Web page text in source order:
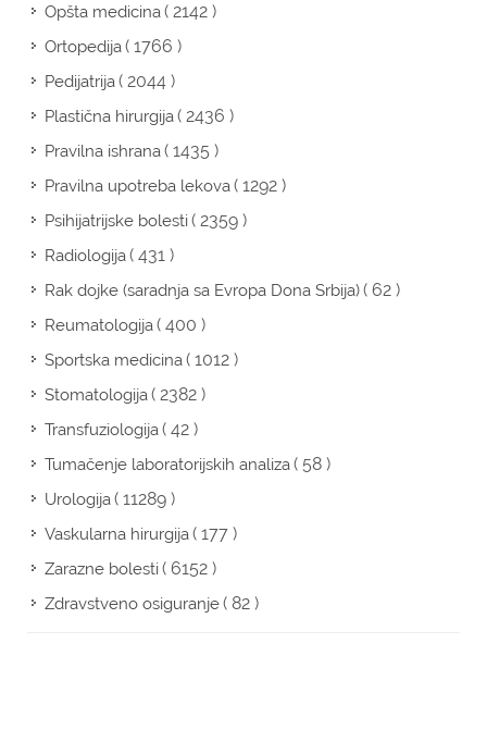
Opšta medicina( 2142 )
Ortopedija( 1766 )
Pedijatrija( 2044 )
Plastična hirurgija( 2436 )
Pravilna ishrana( 1435 )
Pravilna upotreba lekova( 1292 )
Psihijatrijske bolesti( 2359 )
Radiologija( 431 )
Rak dojke (saradnja sa Evropa Dona Srbija)( 62 )
Reumatologija( 400 )
Sportska medicina( 1012 )
Stomatologija( 2382 )
Transfuziologija( 42 )
Tumačenje laboratorijskih analiza( 58 )
Urologija( 11289 )
Vaskularna hirurgija( 177 )
Zarazne bolesti( 6152 )
Zdravstveno osiguranje( 82 )